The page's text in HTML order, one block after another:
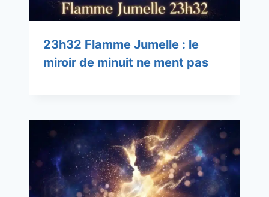
23h32 Flamme Jumelle : le
miroir de minuit ne ment pas